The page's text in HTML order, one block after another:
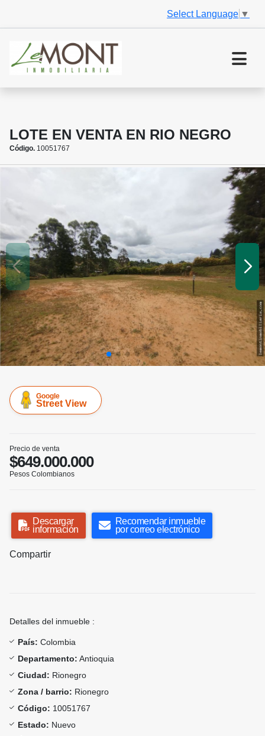
Select Language ▼
LOTE EN VENTA EN RIO NEGRO
Código. 10051767
Google
Street View
Precio de venta
$649.000.000
Pesos Colombianos
Descargar
información
Recomendar inmueble
por correo electrónico
Compartir
Detalles del inmueble :
País: Colombia
Departamento: Antioquia
Ciudad: Rionegro
Zona / barrio: Rionegro
Código: 10051767
Estado: Nuevo